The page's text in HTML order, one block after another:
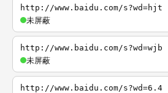
http://www.baidu.com/s?wd=hjt
未屏蔽
http://www.baidu.com/s?wd=wjb
未屏蔽
http://www.baidu.com/s?wd=6.4